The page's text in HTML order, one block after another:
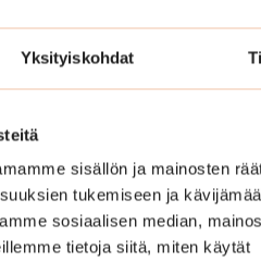
Yksityiskohdat
sisällön ja mainosten
tukemiseen ja
sosiaalisen median,
tietoja siitä, miten käytät
meille täysin.
kanssanne
ja sen jälkeen
Meidän
siivoojat
ovat siivouksen
ja täysin